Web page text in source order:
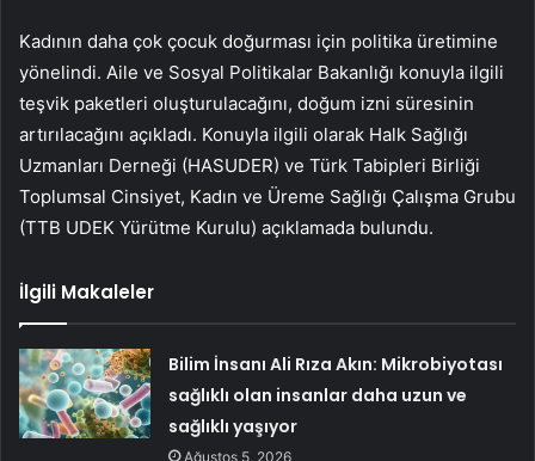
Kadının daha çok çocuk doğurması için politika üretimine
yönelindi. Aile ve Sosyal Politikalar Bakanlığı konuyla ilgili
teşvik paketleri oluşturulacağını, doğum izni süresinin
artırılacağını açıkladı. Konuyla ilgili olarak Halk Sağlığı
Uzmanları Derneği (HASUDER) ve Türk Tabipleri Birliği
Toplumsal Cinsiyet, Kadın ve Üreme Sağlığı Çalışma Grubu
(TTB UDEK Yürütme Kurulu) açıklamada bulundu.
İlgili Makaleler
Bilim İnsanı Ali Rıza Akın: Mikrobiyotası
sağlıklı olan insanlar daha uzun ve
sağlıklı yaşıyor
Ağustos 5, 2026